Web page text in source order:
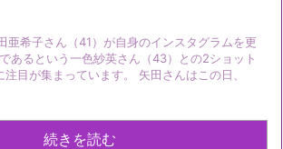
亜希子さん（41）が自身のインスタグラムを更
あるという一色紗英さん（43）との2ショット
目が集まっています。 矢田さんはこの日、
続きを読む